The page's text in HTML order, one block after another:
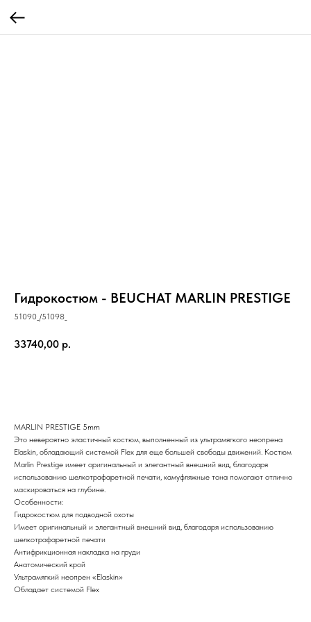
Гидрокостюм - BEUCHAT MARLIN PRESTIGE
51090_/51098_
33740,00 р.
MARLIN PRESTIGE 5mm
Это невероятно эластичный костюм, выполненный из ультрамягкого неопрена
Elaskin, обладающий системой Flex для еще большей свободы движений. Костюм
Marlin Prestige имеет оригинальный и элегантный внешний вид, благодаря
использованию шелкотрафаретной печати, камуфляжные тона помогают отлично
маскироваться на глубине.
Особенности:
Гидрокостюм для подводной охоты
Имеет оригинальный и элегантный внешний вид, благодаря использованию
шелкотрафаретной печати
Антифрикционная накладка на груди
Анатомический крой
Ультрамягкий неопрен «Elaskin»
Обладает системой Flex